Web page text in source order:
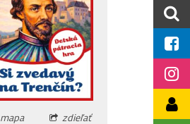
mapa
zdieľať